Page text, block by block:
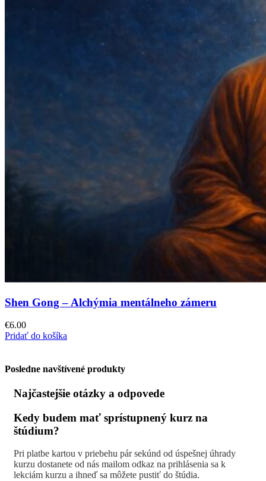
Shen Gong – Alchýmia mentálneho zámeru
€6.00
Pridať do košíka
Posledne navštívené produkty
Najčastejšie otázky a odpovede
Kedy budem mať sprístupnený kurz na
štúdium?
Pri platbe kartou v priebehu pár sekúnd od úspešnej úhrady
kurzu dostanete od nás mailom odkaz na prihlásenia sa k
lekciám kurzu a ihneď sa môžete pustiť do štúdia.